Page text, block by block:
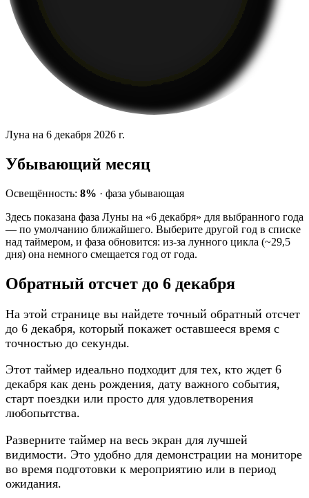
Луна на 6 декабря 2026 г.
Убывающий месяц
Освещённость: 8% · фаза убывающая
Здесь показана фаза Луны на «6 декабря» для выбранного года
— по умолчанию ближайшего. Выберите другой год в списке
над таймером, и фаза обновится: из-за лунного цикла (~29,5
дня) она немного смещается год от года.
Обратный отсчет до 6 декабря
На этой странице вы найдете точный обратный отсчет
до 6 декабря, который покажет оставшееся время с
точностью до секунды.
Этот таймер идеально подходит для тех, кто ждет 6
декабря как день рождения, дату важного события,
старт поездки или просто для удовлетворения
любопытства.
Разверните таймер на весь экран для лучшей
видимости. Это удобно для демонстрации на мониторе
во время подготовки к мероприятию или в период
ожидания.